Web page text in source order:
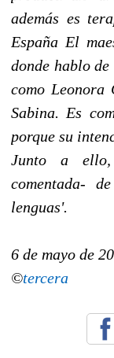
además es
España El
donde hablo de
como
Sabina. Es
porque su
Junto a
comentada-
lenguas'.
6 de mayo de
©tercera